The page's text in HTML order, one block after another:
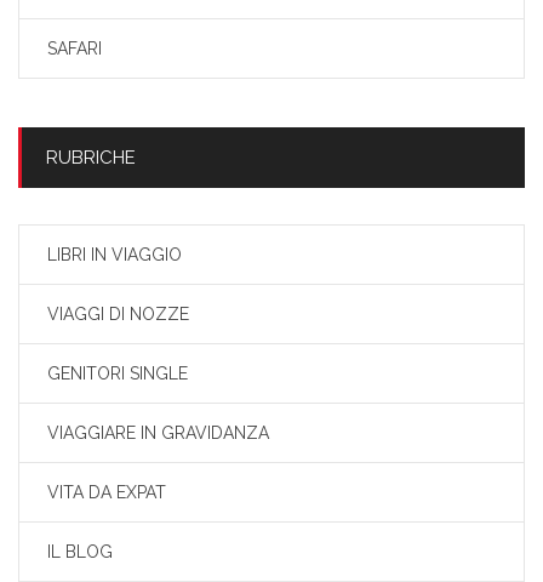
SAFARI
RUBRICHE
LIBRI IN VIAGGIO
VIAGGI DI NOZZE
GENITORI SINGLE
VIAGGIARE IN GRAVIDANZA
VITA DA EXPAT
IL BLOG